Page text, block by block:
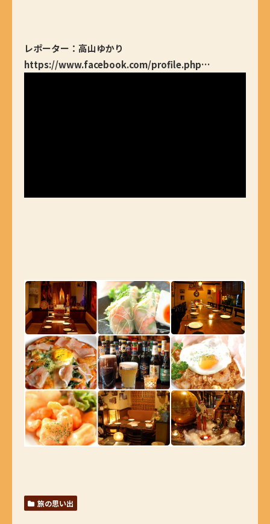
レポーター：高山ゆかり
https://www.facebook.com/profile.php…
旅の思い出